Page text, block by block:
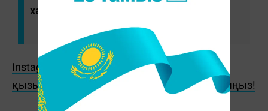
хабарламасында.
Instagram парақшамызға жазылып, ең
қызықты ақпараттарды бірінші болып оқыңыз!